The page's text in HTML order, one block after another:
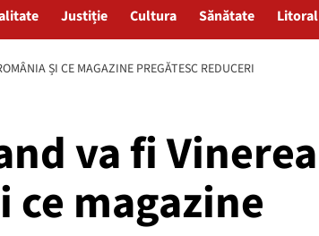
Justiție Cultura Sănătate Litoral
ȘI CE MAGAZINE PREGĂTESC REDUCERI
va fi Vinerea
ce magazine